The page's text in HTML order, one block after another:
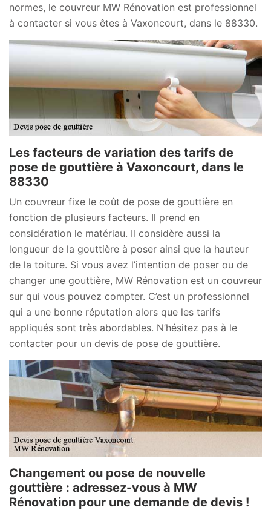
normes, le couvreur MW Rénovation est professionnel
à contacter si vous êtes à Vaxoncourt, dans le 88330.
Les facteurs de variation des tarifs de
pose de gouttière à Vaxoncourt, dans le
88330
Un couvreur fixe le coût de pose de gouttière en
fonction de plusieurs facteurs. Il prend en
considération le matériau. Il considère aussi la
longueur de la gouttière à poser ainsi que la hauteur
de la toiture. Si vous avez l’intention de poser ou de
changer une gouttière, MW Rénovation est un couvreur
sur qui vous pouvez compter. C’est un professionnel
qui a une bonne réputation alors que les tarifs
appliqués sont très abordables. N’hésitez pas à le
contacter pour un devis de pose de gouttière.
Changement ou pose de nouvelle
gouttière : adressez-vous à MW
Rénovation pour une demande de devis !